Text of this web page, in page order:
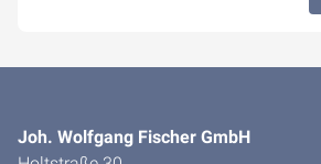
Joh. Wolfgang Fischer GmbH